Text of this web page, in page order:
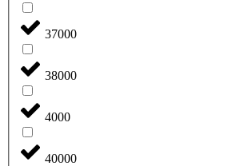
37000
38000
4000
40000